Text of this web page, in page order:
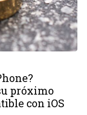
próximo
con iOS